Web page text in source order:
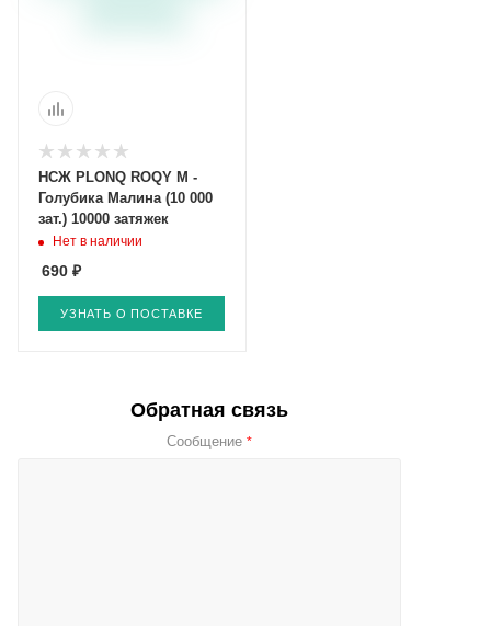
НСЖ PLONQ ROQY M -
Голубика Малина (10 000
зат.) 10000 затяжек
Нет в наличии
690 ₽
УЗНАТЬ О ПОСТАВКЕ
Обратная связь
Сообщение *